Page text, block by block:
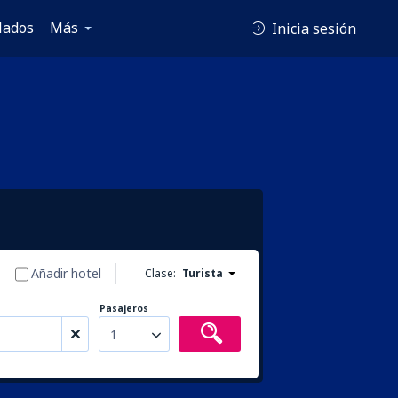
Más Inicia sesión
Clase: Turista
Añadir hotel
Pasajeros
1